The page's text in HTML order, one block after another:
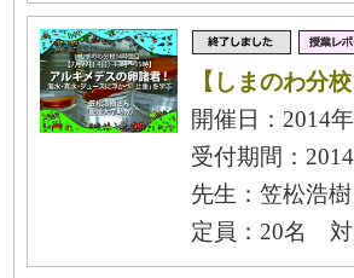
【しまのわ分
開催日：2014
受付期間：
先生：笠松浩
定員：20名 対